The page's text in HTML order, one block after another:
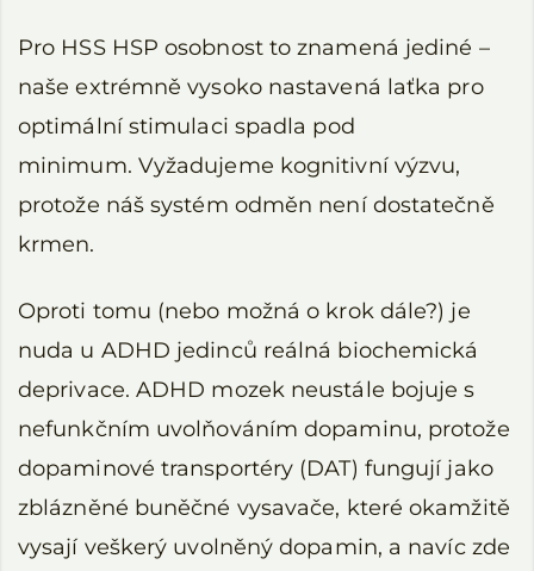
Pro HSS HSP osobnost to znamená jediné –
naše extrémně vysoko nastavená laťka pro
optimální stimulaci spadla pod
minimum. Vyžadujeme kognitivní výzvu,
protože náš systém odměn není dostatečně
krmen.
Oproti tomu (nebo možná o krok dále?) je
nuda u ADHD jedinců reálná biochemická
deprivace. ADHD mozek neustále bojuje s
nefunkčním uvolňováním dopaminu, protože
dopaminové transportéry (DAT) fungují jako
zblázněné buněčné vysavače, které okamžitě
vysají veškerý uvolněný dopamin, a navíc zde